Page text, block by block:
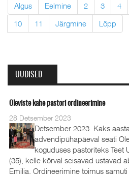
Algus Eelmine 2 3 4
10
11 Järgmine Lõpp
UUDISED
Oleviste kahe pastori ordineerimine
28 Detsember 2023
Detsember 2023 Kaks
advendipühapäeval seati
koguduses pastoriteks Teet
(35), kelle kõrval seisavad ustavad
Emilia. Ordineerimine toimus samuti